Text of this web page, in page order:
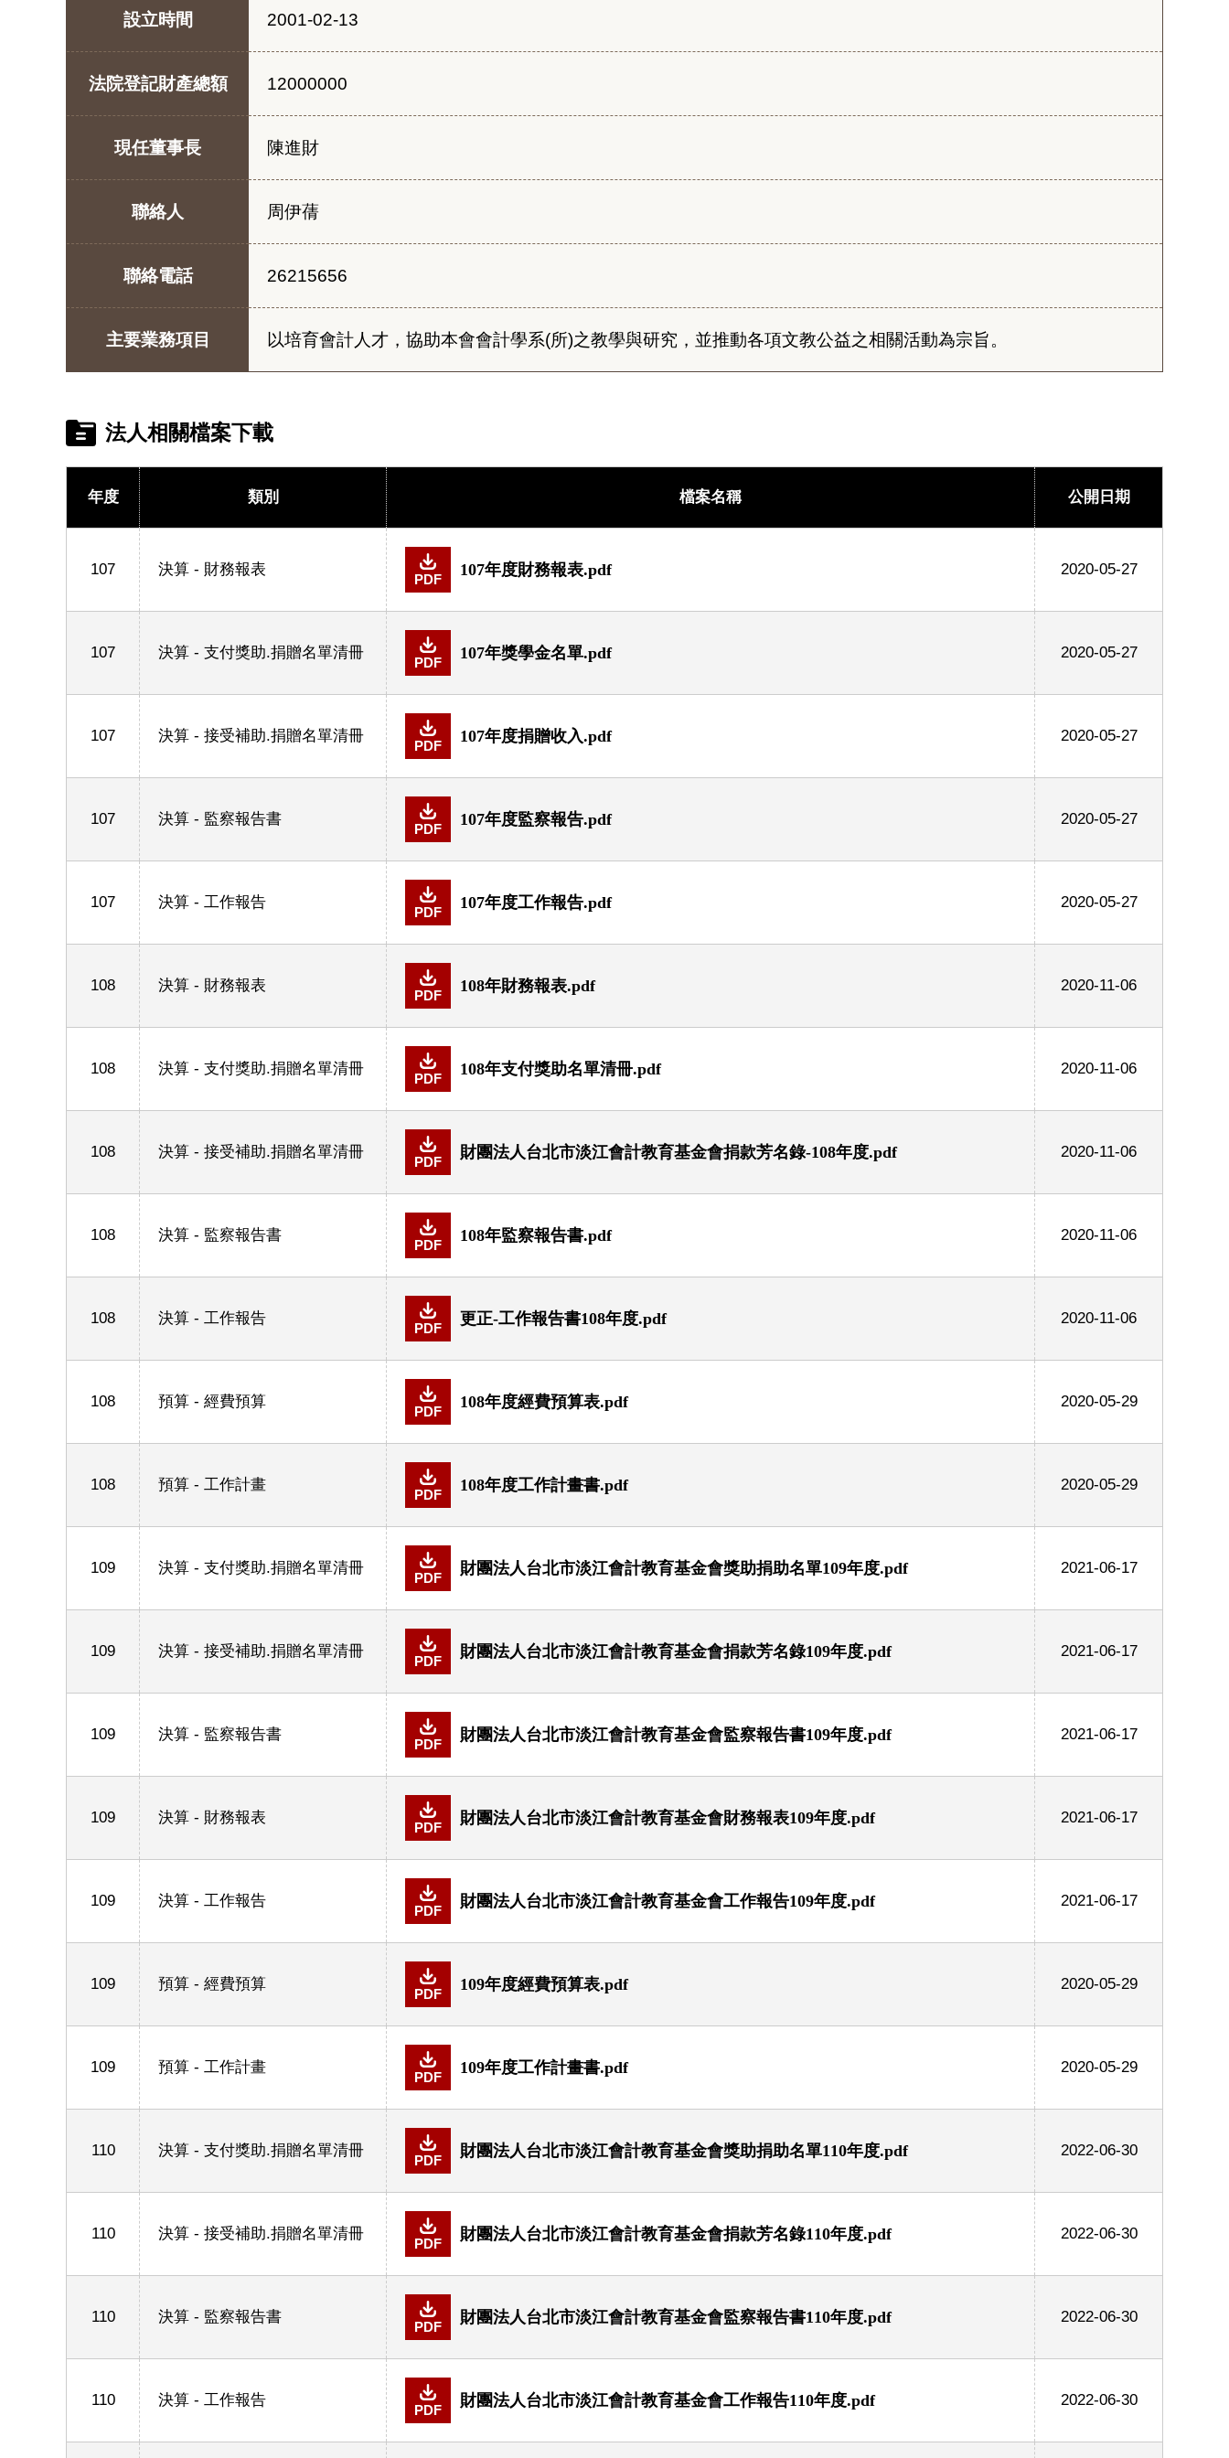
設立時間 2001-02-13
法院登記財產總額 12000000
現任董事長 陳進財
聯絡人 周伊蒨
聯絡電話 26215656
主要業務項目 以培育會計人才，協助本會會計學系(所)之教學與研究，並推動各項文教公益之相關活動為宗旨。
法人相關檔案下載
年度 類別 檔案名稱 公開日期
107 決算 - 財務報表
PDF
107年度財務報表.pdf 2020-05-27
107 決算 - 支付獎助.捐贈名單清冊
PDF
107年獎學金名單.pdf 2020-05-27
107 決算 - 接受補助.捐贈名單清冊
PDF
107年度捐贈收入.pdf 2020-05-27
107 決算 - 監察報告書
PDF
107年度監察報告.pdf 2020-05-27
107 決算 - 工作報告
PDF
107年度工作報告.pdf 2020-05-27
108 決算 - 財務報表
PDF
108年財務報表.pdf 2020-11-06
108 決算 - 支付獎助.捐贈名單清冊
PDF
108年支付獎助名單清冊.pdf 2020-11-06
108 決算 - 接受補助.捐贈名單清冊
PDF
財團法人台北市淡江會計教育基金會捐款芳名錄-108年度.pdf 2020-11-06
108 決算 - 監察報告書
PDF
108年監察報告書.pdf 2020-11-06
108 決算 - 工作報告
PDF
更正-工作報告書108年度.pdf 2020-11-06
108 預算 - 經費預算
PDF
108年度經費預算表.pdf 2020-05-29
108 預算 - 工作計畫
PDF
108年度工作計畫書.pdf 2020-05-29
109 決算 - 支付獎助.捐贈名單清冊
PDF
財團法人台北市淡江會計教育基金會獎助捐助名單109年度.pdf 2021-06-17
109 決算 - 接受補助.捐贈名單清冊
PDF
財團法人台北市淡江會計教育基金會捐款芳名錄109年度.pdf 2021-06-17
109 決算 - 監察報告書
PDF
財團法人台北市淡江會計教育基金會監察報告書109年度.pdf 2021-06-17
109 決算 - 財務報表
PDF
財團法人台北市淡江會計教育基金會財務報表109年度.pdf 2021-06-17
109 決算 - 工作報告
PDF
財團法人台北市淡江會計教育基金會工作報告109年度.pdf 2021-06-17
109 預算 - 經費預算
PDF
109年度經費預算表.pdf 2020-05-29
109 預算 - 工作計畫
PDF
109年度工作計畫書.pdf 2020-05-29
110 決算 - 支付獎助.捐贈名單清冊
PDF
財團法人台北市淡江會計教育基金會獎助捐助名單110年度.pdf 2022-06-30
110 決算 - 接受補助.捐贈名單清冊
PDF
財團法人台北市淡江會計教育基金會捐款芳名錄110年度.pdf 2022-06-30
110 決算 - 監察報告書
PDF
財團法人台北市淡江會計教育基金會監察報告書110年度.pdf 2022-06-30
110 決算 - 工作報告
PDF
財團法人台北市淡江會計教育基金會工作報告110年度.pdf 2022-06-30